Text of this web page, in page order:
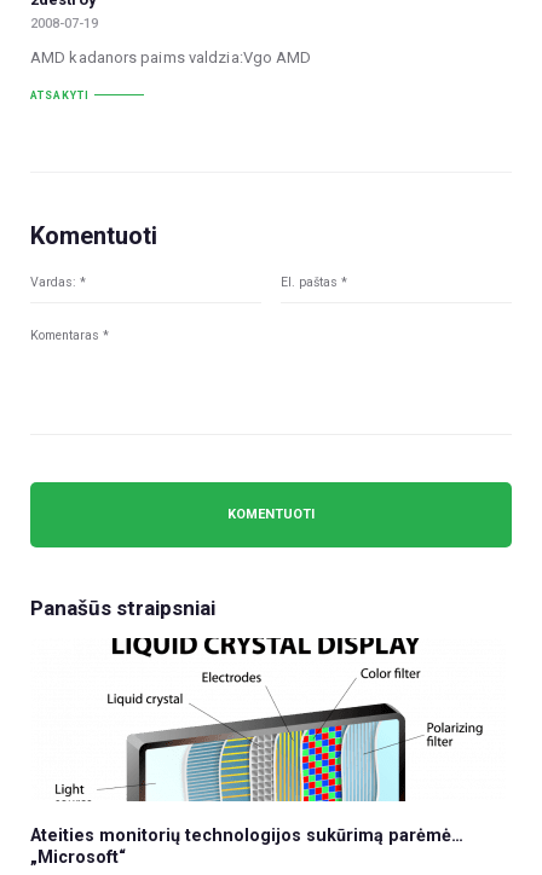
2008-07-19
AMD kadanors paims valdzia:Vgo AMD
ATSAKYTI
Komentuoti
Panašūs straipsniai
Ateities monitorių technologijos sukūrimą parėmė…
„Microsoft“